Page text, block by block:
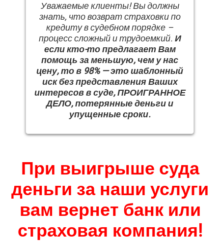
Уважаемые клиенты! Вы должны
знать, что возврат страховки по
кредиту в судебном порядке –
процесс сложный и трудоемкий. И
если кто-то предлагает Вам
помощь за меньшую, чем у нас
цену, то в 98% — это шаблонный
иск без представления Ваших
интересов в суде, ПРОИГРАННОЕ
ДЕЛО, потерянные деньги и
упущенные сроки.
При выигрыше суда
деньги за наши услуги
вам вернет банк или
страховая компания!